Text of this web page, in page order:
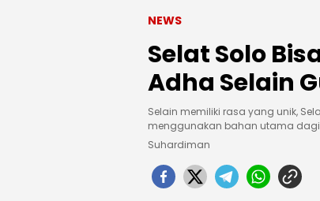
NEWS
Selat Solo
Adha Selain
Selain memiliki rasa yang unik,
menggunakan bahan utama
Suhardiman